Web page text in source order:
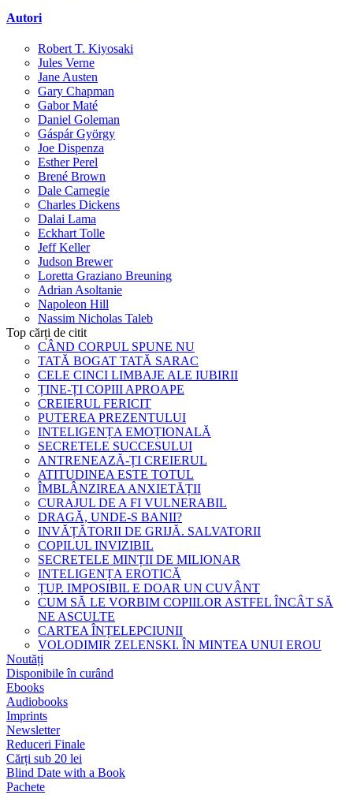
Autori
Robert T. Kiyosaki
Jules Verne
Jane Austen
Gary Chapman
Gabor Maté
Daniel Goleman
Gáspár György
Joe Dispenza
Esther Perel
Brené Brown
Dale Carnegie
Charles Dickens
Dalai Lama
Eckhart Tolle
Jeff Keller
Judson Brewer
Loretta Graziano Breuning
Adrian Asoltanie
Napoleon Hill
Nassim Nicholas Taleb
Top cărți de citit
CÂND CORPUL SPUNE NU
TATĂ BOGAT TATĂ SARAC
CELE CINCI LIMBAJE ALE IUBIRII
ȚINE-ȚI COPIII APROAPE
CREIERUL FERICIT
PUTEREA PREZENTULUI
INTELIGENȚA EMOȚIONALĂ
SECRETELE SUCCESULUI
ANTRENEAZĂ-ȚI CREIERUL
ATITUDINEA ESTE TOTUL
ÎMBLÂNZIREA ANXIETĂȚII
CURAJUL DE A FI VULNERABIL
DRAGĂ, UNDE-S BANII?
INVĂȚĂTORII DE GRIJĂ. SALVATORII
COPILUL INVIZIBIL
SECRETELE MINȚII DE MILIONAR
INTELIGENȚA EROTICĂ
ȚUP. IMPOSIBIL E DOAR UN CUVÂNT
CUM SĂ LE VORBIM COPIILOR ASTFEL ÎNCÂT SĂ
NE ASCULTE
CARTEA ÎNȚELEPCIUNII
VOLODIMIR ZELENSKI. ÎN MINTEA UNUI EROU
Noutăți
Disponibile în curând
Ebooks
Audiobooks
Imprints
Newsletter
Reduceri Finale
Cărți sub 20 lei
Blind Date with a Book
Pachete